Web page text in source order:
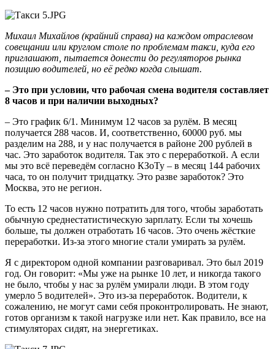
Михаил Михайлов (крайний справа) на каждом отраслевом
совещании или круглом столе по проблемам такси, куда его
приглашают, пытается донести до регуляторов рынка
позицию водителей, но еёредко когда слышат.
– Это при условии, что рабочая смена водителя составляет
8 часов и при наличии выходных?
– Это график 6/1. Минимум 12 часов за рулём. В месяц
получается 288 часов. И, соответственно, 60000 руб. мы
разделим на 288, и у нас получается в районе 200 рублей в
час. Это заработок водителя. Так это с переработкой. А если
мы это всё переведём согласно КЗоТу – в месяц 144 рабочих
часа, то он получит тридцатку. Это разве заработок? Это
Москва, это не регион.
То есть 12 часов нужно потратить для того, чтобы заработать
обычную среднестатистическую зарплату. Если ты хочешь
больше, ты должен отработать 16 часов. Это очень жёсткие
переработки. Из-за этого многие стали умирать за рулём.
Я с директором одной компании разговаривал. Это был 2019
год. Он говорит: «Мы уже на рынке 10 лет, и никогда такого
не было, чтобы у нас за рулём умирали люди. В этом году
умерло 5 водителей». Это из-за переработок. Водители, к
сожалению, не могут сами себя проконтролировать. Не знают,
готов организм к такой нагрузке или нет. Как правило, все на
стимуляторах сидят, на энергетиках.